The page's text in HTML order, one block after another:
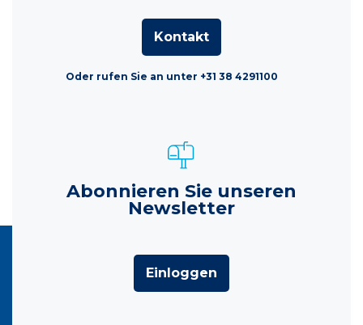
Kontakt
Oder rufen Sie an unter +31 38 4291100
Abonnieren Sie unseren
Newsletter
Einloggen